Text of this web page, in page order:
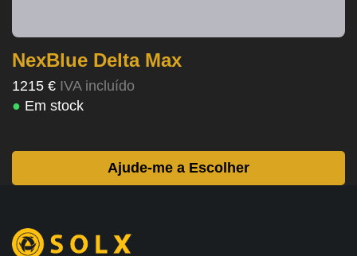
NexBlue Delta Max
1215 € IVA incluído
● Em stock
Ajude-me a Escolher